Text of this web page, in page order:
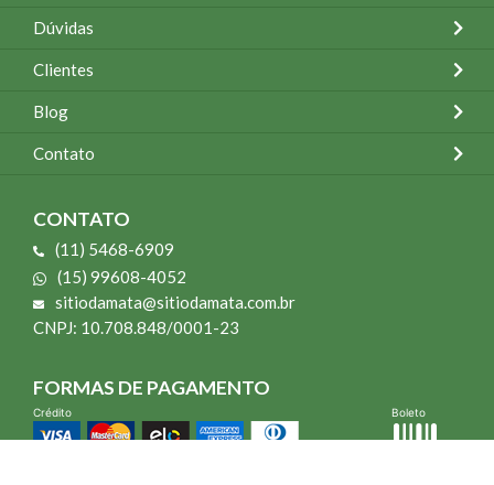
Dúvidas
Clientes
Blog
Contato
CONTATO
(11) 5468-6909
(15) 99608-4052
sitiodamata@sitiodamata.com.br
CNPJ: 10.708.848/0001-23
FORMAS DE PAGAMENTO
Crédito Boleto